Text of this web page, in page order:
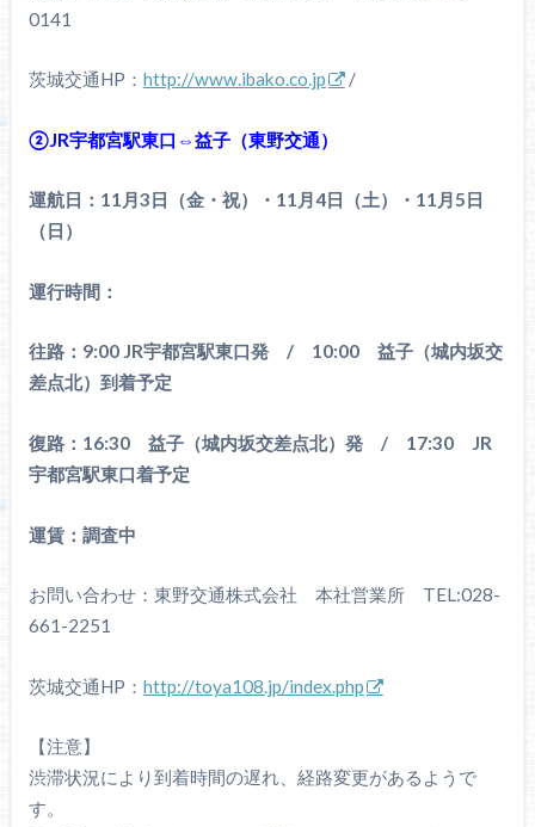
0141
茨城交通HP： http://www.ibako.co.jp /
②JR宇都宮駅東口⇔益子（東野交通）
運航日：11月3日（金・祝）・11月4日（土）・11月5日
（日）
運行時間：
往路：9:00 JR宇都宮駅東口発 / 10:00 益子（城内坂交
差点北）到着予定
復路：16:30 益子（城内坂交差点北）発 / 17:30 JR
宇都宮駅東口着予定
運賃：調査中
お問い合わせ：東野交通株式会社 本社営業所 TEL:028-
661-2251
茨城交通HP： http://toya108.jp/index.php
【注意】
渋滞状況により到着時間の遅れ、経路変更があるようで
す。